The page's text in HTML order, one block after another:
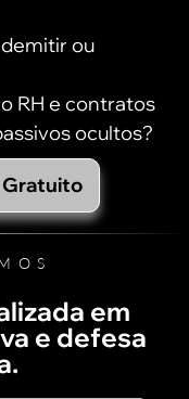
ou
RH e contratos
ocultos?
em
e defesa